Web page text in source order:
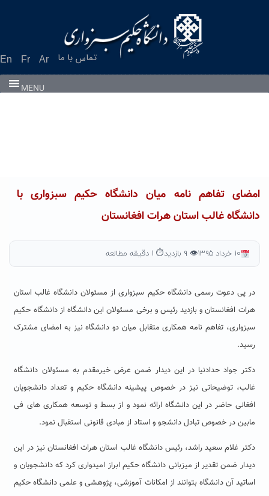
En Fr Ar تماس با ما
MENU
امضای تفاهم نامه میان دانشگاه حکیم سبزواری با
دانشگاه غالب استان هرات افغانستان
۱۰ خرداد ۱۳۹۵ 👁 ۹ بازدید ⏱ ۱ دقیقه مطالعه
در پی دعوت رسمی دانشگاه حکیم سبزواری از مسئولان دانشگاه غالب استان
هرات افغانستان و بازدید رئیس و برخی مسئولان این دانشگاه از دانشگاه حکیم
سبزواری، تفاهم نامه همکاری متقابل میان دو دانشگاه نیز به امضای مشترک
رسید.
دکتر جواد حدادنیا در این دیدار ضمن عرض خیرمقدم به مسئولان دانشگاه
غالب، توضیحاتی نیز در خصوص پیشینه دانشگاه حکیم و تعداد دانشجویان
افغانی حاضر در این دانشگاه ارائه نمود و از بسط و توسعه همکاری های فی
مابین در خصوص تبادل دانشجو و استاد از مبادی قانونی استقبال نمود.
دکتر غلام سعید راشد، رئیس دانشگاه غالب استان هرات افغانستان نیز در این
دیدار ضمن تقدیر از میزبانی دانشگاه حکیم ابراز امیدواری کرد که دانشجویان و
اساتید آن دانشگاه بتوانند از امکانات آموزشی، پژوهشی و علمی دانشگاه حکیم